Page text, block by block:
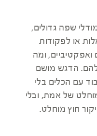
שפה גדולים,
או לפקודות
ואפקטיביים, ומה
הדגש מושם
עם הכלים בלי
של אמת, ובלי
חוץ מוחלט.